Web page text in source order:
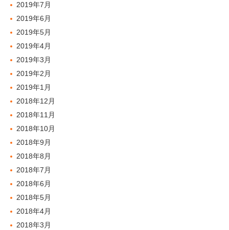
2019年7月
2019年6月
2019年5月
2019年4月
2019年3月
2019年2月
2019年1月
2018年12月
2018年11月
2018年10月
2018年9月
2018年8月
2018年7月
2018年6月
2018年5月
2018年4月
2018年3月